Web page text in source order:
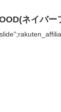
ネイバー